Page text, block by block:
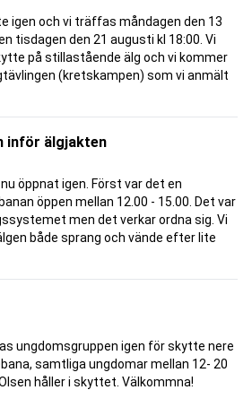
igen och vi träffas måndagen den 13
tisdagen den 21 augusti kl 18:00. Vi
på stillastående älg och vi kommer
(kretskampen) som vi anmält
inför älgjakten
öppnat igen. Först var det en
öppen mellan 12.00 - 15.00. Det var
men det verkar ordna sig. Vi
både sprang och vände efter lite
ungdomsgruppen igen för skytte nere
samtliga ungdomar mellan 12- 20
håller i skyttet. Välkommna!